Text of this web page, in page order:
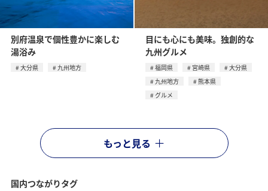
別府温泉で個性豊かに楽しむ
湯浴み
大分県 九州地方
目にも心にも美味。独創的な
九州グルメ
福岡県 宮崎県
大分県
九州地方
熊本県
グルメ
もっと見る
国内つながりタグ